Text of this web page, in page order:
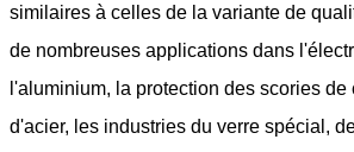
similaires à celles de la variante de
de nombreuses applications dans
l'aluminium, la protection des scories
d'acier, les industries du verre spécial,